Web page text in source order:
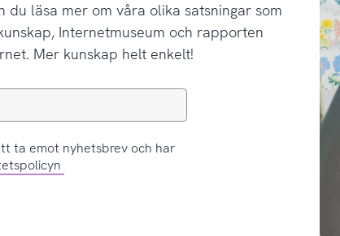
du läsa mer om våra olika satsningar som
Internetmuseum och rapporten
Mer kunskap helt enkelt!
ta emot nyhetsbrev och har